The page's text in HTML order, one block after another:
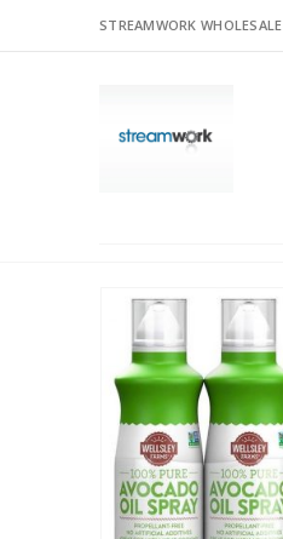
STREAMWORK WHOLESALE